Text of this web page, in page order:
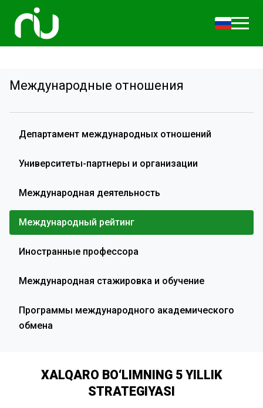
Международные отношения
Департамент международных отношений
Университеты-партнеры и организации
Международная деятельность
Международный рейтинг
Иностранные профессора
Международная стажировка и обучение
Программы международного академического
обмена
XALQARO BO‘LIMNING 5 YILLIK
STRATEGIYASI